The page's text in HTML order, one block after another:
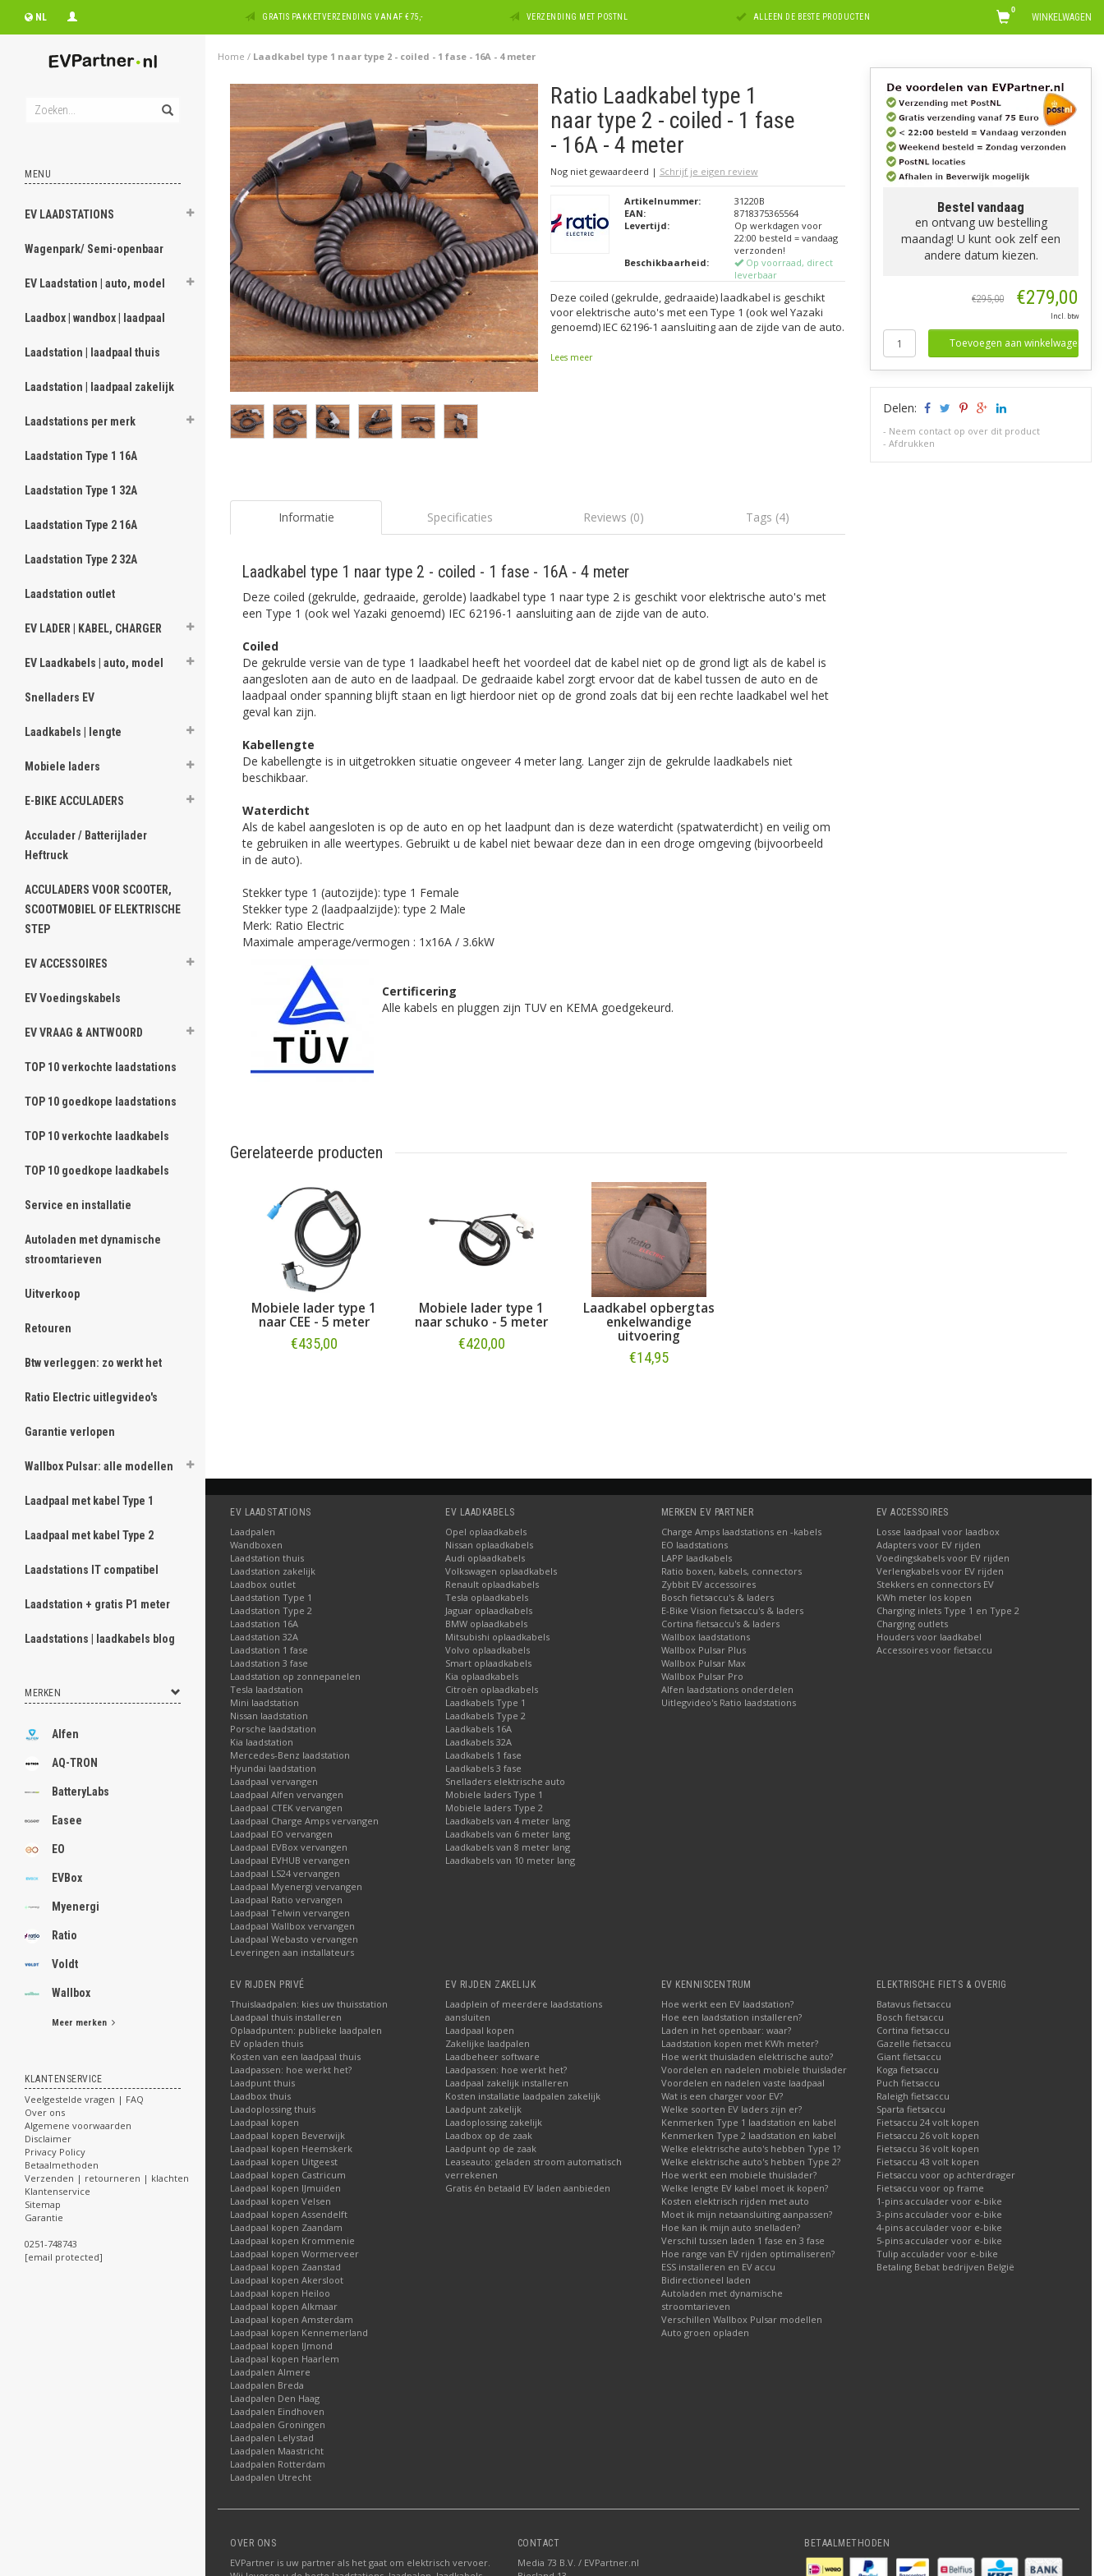
NL GRATIS PAKKETVERZENDING VANAF €75,- VERZENDING MET POSTNL ALLEEN DE BESTE PRODUCTEN WINKELWAGEN
0
MENU
EV LAADSTATIONS
Wagenpark/ Semi-openbaar
EV Laadstation | auto, model
Laadbox | wandbox | laadpaal
Laadstation | laadpaal thuis
Laadstation | laadpaal zakelijk
Laadstations per merk
Laadstation Type 1 16A
Laadstation Type 1 32A
Laadstation Type 2 16A
Laadstation Type 2 32A
Laadstation outlet
EV LADER | KABEL, CHARGER
EV Laadkabels | auto, model
Snelladers EV
Laadkabels | lengte
Mobiele laders
E-BIKE ACCULADERS
Acculader / Batterijlader
Heftruck
ACCULADERS VOOR SCOOTER,
SCOOTMOBIEL OF ELEKTRISCHE
STEP
EV ACCESSOIRES
EV Voedingskabels
EV VRAAG & ANTWOORD
TOP 10 verkochte laadstations
TOP 10 goedkope laadstations
TOP 10 verkochte laadkabels
TOP 10 goedkope laadkabels
Service en installatie
Autoladen met dynamische
stroomtarieven
Uitverkoop
Retouren
Btw verleggen: zo werkt het
Ratio Electric uitlegvideo's
Garantie verlopen
Wallbox Pulsar: alle modellen
Laadpaal met kabel Type 1
Laadpaal met kabel Type 2
Laadstations IT compatibel
Laadstation + gratis P1 meter
Laadstations | laadkabels blog
MERKEN
Alfen
AQ-TRON
BatteryLabs
Easee
EO
EVBox
Myenergi
Ratio
Voldt
Wallbox
Meer merken
KLANTENSERVICE
Veelgestelde vragen | FAQ
Over ons
Algemene voorwaarden
Disclaimer
Privacy Policy
Betaalmethoden
Verzenden | retourneren | klachten
Klantenservice
Sitemap
Garantie
0251-748743
[email protected]
Home / Laadkabel type 1 naar type 2 - coiled - 1 fase - 16A - 4 meter
Ratio Laadkabel type 1
naar type 2 - coiled - 1 fase
- 16A - 4 meter
Nog niet gewaardeerd | Schrijf je eigen review
Artikelnummer:
31220B
EAN:
8718375365564
Levertijd:
Op werkdagen voor
22:00 besteld = vandaag
verzonden!
Beschikbaarheid:
Op voorraad, direct
leverbaar
Deze coiled (gekrulde, gedraaide) laadkabel is geschikt
voor elektrische auto's met een Type 1 (ook wel Yazaki
genoemd) IEC 62196-1 aansluiting aan de zijde van de auto.
Lees meer
Informatie Specificaties Reviews (0) Tags (4)
Laadkabel type 1 naar type 2 - coiled - 1 fase - 16A - 4 meter
Deze coiled (gekrulde, gedraaide, gerolde) laadkabel type 1 naar type 2 is geschikt voor elektrische auto's met
een Type 1 (ook wel Yazaki genoemd) IEC 62196-1 aansluiting aan de zijde van de auto.
Coiled
De gekrulde versie van de type 1 laadkabel heeft het voordeel dat de kabel niet op de grond ligt als de kabel is
aangesloten aan de auto en de laadpaal. De gedraaide kabel zorgt ervoor dat de kabel tussen de auto en de
laadpaal onder spanning blijft staan en ligt hierdoor niet op de grond zoals dat bij een rechte laadkabel wel het
geval kan zijn.
Kabellengte
De kabellengte is in uitgetrokken situatie ongeveer 4 meter lang. Langer zijn de gekrulde laadkabels niet
beschikbaar.
Waterdicht
Als de kabel aangesloten is op de auto en op het laadpunt dan is deze waterdicht (spatwaterdicht) en veilig om
te gebruiken in alle weertypes. Gebruikt u de kabel niet bewaar deze dan in een droge omgeving (bijvoorbeeld
in de auto).
Stekker type 1 (autozijde): type 1 Female
Stekker type 2 (laadpaalzijde): type 2 Male
Merk: Ratio Electric
Maximale amperage/vermogen : 1x16A / 3.6kW
Certificering
Alle kabels en pluggen zijn TUV en KEMA goedgekeurd.
Bestel vandaag
en ontvang uw bestelling
maandag! U kunt ook zelf een
andere datum kiezen.
€295,00 €279,00
Incl. btw
Toevoegen aan winkelwagen
Delen:
- Neem contact op over dit product
-Afdrukken
Gerelateerde producten
Mobiele lader type 1
naar CEE - 5 meter
€435,00
Mobiele lader type 1
naar schuko - 5 meter
€420,00
Laadkabel opbergtas
enkelwandige
uitvoering
€14,95
EV LAADSTATIONS
Laadpalen
Wandboxen
Laadstation thuis
Laadstation zakelijk
Laadbox outlet
Laadstation Type 1
Laadstation Type 2
Laadstation 16A
Laadstation 32A
Laadstation 1 fase
Laadstation 3 fase
Laadstation op zonnepanelen
Tesla laadstation
Mini laadstation
Nissan laadstation
Porsche laadstation
Kia laadstation
Mercedes-Benz laadstation
Hyundai laadstation
Laadpaal vervangen
Laadpaal Alfen vervangen
Laadpaal CTEK vervangen
Laadpaal Charge Amps vervangen
Laadpaal EO vervangen
Laadpaal EVBox vervangen
Laadpaal EVHUB vervangen
Laadpaal LS24 vervangen
Laadpaal Myenergi vervangen
Laadpaal Ratio vervangen
Laadpaal Telwin vervangen
Laadpaal Wallbox vervangen
Laadpaal Webasto vervangen
Leveringen aan installateurs
EV LAADKABELS
Opel oplaadkabels
Nissan oplaadkabels
Audi oplaadkabels
Volkswagen oplaadkabels
Renault oplaadkabels
Tesla oplaadkabels
Jaguar oplaadkabels
BMW oplaadkabels
Mitsubishi oplaadkabels
Volvo oplaadkabels
Smart oplaadkabels
Kia oplaadkabels
Citroën oplaadkabels
Laadkabels Type 1
Laadkabels Type 2
Laadkabels 16A
Laadkabels 32A
Laadkabels 1 fase
Laadkabels 3 fase
Snelladers elektrische auto
Mobiele laders Type 1
Mobiele laders Type 2
Laadkabels van 4 meter lang
Laadkabels van 6 meter lang
Laadkabels van 8 meter lang
Laadkabels van 10 meter lang
MERKEN EV PARTNER
Charge Amps laadstations en -kabels
EO laadstations
LAPP laadkabels
Ratio boxen, kabels, connectors
Zybbit EV accessoires
Bosch fietsaccu's & laders
E-Bike Vision fietsaccu's & laders
Cortina fietsaccu's & laders
Wallbox laadstations
Wallbox Pulsar Plus
Wallbox Pulsar Max
Wallbox Pulsar Pro
Alfen laadstations onderdelen
Uitlegvideo's Ratio laadstations
EV ACCESSOIRES
Losse laadpaal voor laadbox
Adapters voor EV rijden
Voedingskabels voor EV rijden
Verlengkabels voor EV rijden
Stekkers en connectors EV
KWh meter los kopen
Charging inlets Type 1 en Type 2
Charging outlets
Houders voor laadkabel
Accessoires voor fietsaccu
EV RIJDEN PRIVÉ
Thuislaadpalen: kies uw thuisstation
Laadpaal thuis installeren
Oplaadpunten: publieke laadpalen
EV opladen thuis
Kosten van een laadpaal thuis
Laadpassen: hoe werkt het?
Laadpunt thuis
Laadbox thuis
Laadoplossing thuis
Laadpaal kopen
Laadpaal kopen Beverwijk
Laadpaal kopen Heemskerk
Laadpaal kopen Uitgeest
Laadpaal kopen Castricum
Laadpaal kopen IJmuiden
Laadpaal kopen Velsen
Laadpaal kopen Assendelft
Laadpaal kopen Zaandam
Laadpaal kopen Krommenie
Laadpaal kopen Wormerveer
Laadpaal kopen Zaanstad
Laadpaal kopen Akersloot
Laadpaal kopen Heiloo
Laadpaal kopen Alkmaar
Laadpaal kopen Amsterdam
Laadpaal kopen Kennemerland
Laadpaal kopen IJmond
Laadpaal kopen Haarlem
Laadpalen Almere
Laadpalen Breda
Laadpalen Den Haag
Laadpalen Eindhoven
Laadpalen Groningen
Laadpalen Lelystad
Laadpalen Maastricht
Laadpalen Rotterdam
Laadpalen Utrecht
EV RIJDEN ZAKELIJK
Laadplein of meerdere laadstations
aansluiten
Laadpaal kopen
Zakelijke laadpalen
Laadbeheer software
Laadpassen: hoe werkt het?
Laadpaal zakelijk installeren
Kosten installatie laadpalen zakelijk
Laadpunt zakelijk
Laadoplossing zakelijk
Laadbox op de zaak
Laadpunt op de zaak
Leaseauto: geladen stroom automatisch
verrekenen
Gratis én betaald EV laden aanbieden
EV KENNISCENTRUM
Hoe werkt een EV laadstation?
Hoe een laadstation installeren?
Laden in het openbaar: waar?
Laadstation kopen met KWh meter?
Hoe werkt thuisladen elektrische auto?
Voordelen en nadelen mobiele thuislader
Voordelen en nadelen vaste laadpaal
Wat is een charger voor EV?
Welke soorten EV laders zijn er?
Kenmerken Type 1 laadstation en kabel
Kenmerken Type 2 laadstation en kabel
Welke elektrische auto's hebben Type 1?
Welke elektrische auto's hebben Type 2?
Hoe werkt een mobiele thuislader?
Welke lengte EV kabel moet ik kopen?
Kosten elektrisch rijden met auto
Moet ik mijn netaansluiting aanpassen?
Hoe kan ik mijn auto snelladen?
Verschil tussen laden 1 fase en 3 fase
Hoe range van EV rijden optimaliseren?
ESS installeren en EV accu
Bidirectioneel laden
Autoladen met dynamische
stroomtarieven
Verschillen Wallbox Pulsar modellen
Auto groen opladen
ELEKTRISCHE FIETS & OVERIG
Batavus fietsaccu
Bosch fietsaccu
Cortina fietsaccu
Gazelle fietsaccu
Giant fietsaccu
Koga fietsaccu
Puch fietsaccu
Raleigh fietsaccu
Sparta fietsaccu
Fietsaccu 24 volt kopen
Fietsaccu 26 volt kopen
Fietsaccu 36 volt kopen
Fietsaccu 43 volt kopen
Fietsaccu voor op achterdrager
Fietsaccu voor op frame
1-pins acculader voor e-bike
3-pins acculader voor e-bike
4-pins acculader voor e-bike
5-pins acculader voor e-bike
Tulip acculader voor e-bike
Betaling Bebat bedrijven België
OVER ONS
EVPartner is uw partner als het gaat om elektrisch vervoer.
CONTACT
Media 73 B.V. / EVPartner.nl
BETAALMETHODEN